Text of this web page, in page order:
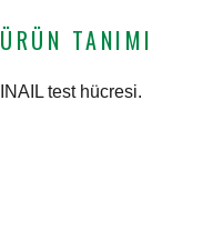
ÜRÜN TANIMI
INAIL test hücresi.